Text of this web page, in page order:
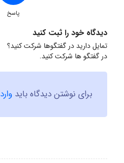
پاسخ
دیدگاه خود را ثبت کنید
تمایل دارید در گفتگوها شرکت کنید؟
در گفتگو ها شرکت کنید.
برای نوشتن دیدگاه باید وارد